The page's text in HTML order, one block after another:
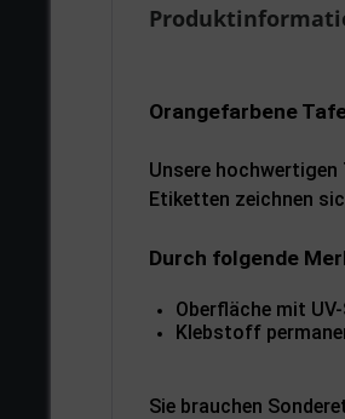
Orangefarbene
Unsere
Etiketten zeichnen
Durch folgende
Oberfläche mit
Klebstoff
Sie brauchen